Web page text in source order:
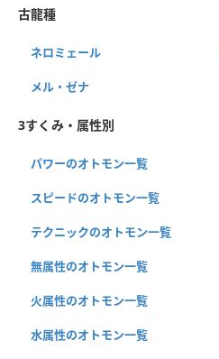
古龍種
ネロミェール
メル・ゼナ
3すくみ・属性別
パワーのオトモン一覧
スピードのオトモン一覧
テクニックのオトモン一覧
無属性のオトモン一覧
火属性のオトモン一覧
水属性のオトモン一覧